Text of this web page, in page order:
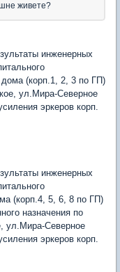
живете?
инженерных
(корп.1, 2, 3 по ГП)
ул.Мира-Северное
эркеров корп.
инженерных
(корп.4, 5, 6, 8 по ГП)
назначения по
ул.Мира-Северное
эркеров корп.